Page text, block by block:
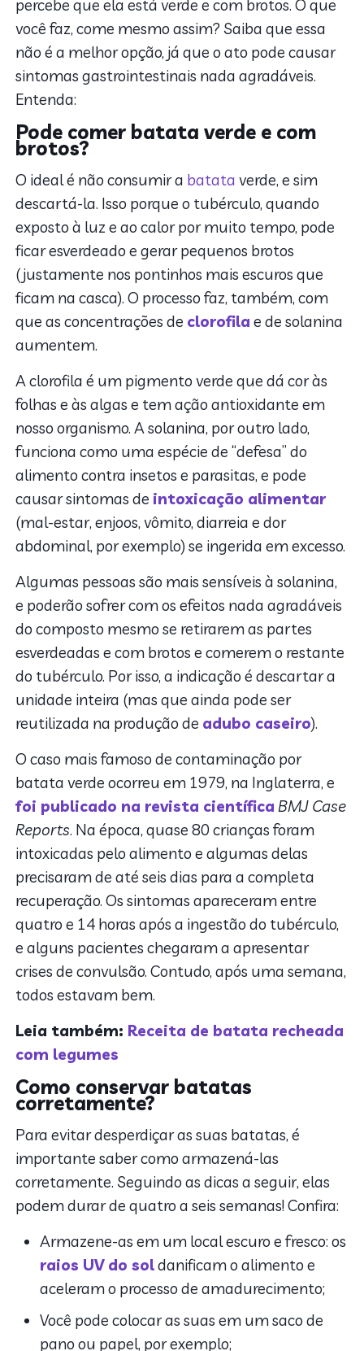
percebe que ela está verde e com brotos. O que
você faz, come mesmo assim? Saiba que essa
não é a melhor opção, já que o ato pode causar
sintomas gastrointestinais nada agradáveis.
Entenda:
Pode comer batata verde e com
brotos?
O ideal é não consumir a batata verde, e sim
descartá-la. Isso porque o tubérculo, quando
exposto à luz e ao calor por muito tempo, pode
ficar esverdeado e gerar pequenos brotos
(justamente nos pontinhos mais escuros que
ficam na casca). O processo faz, também, com
que as concentrações de clorofila e de solanina
aumentem.
A clorofila é um pigmento verde que dá cor às
folhas e às algas e tem ação antioxidante em
nosso organismo. A solanina, por outro lado,
funciona como uma espécie de “defesa” do
alimento contra insetos e parasitas, e pode
causar sintomas de intoxicação alimentar
(mal-estar, enjoos, vômito, diarreia e dor
abdominal, por exemplo) se ingerida em excesso.
Algumas pessoas são mais sensíveis à solanina,
e poderão sofrer com os efeitos nada agradáveis
do composto mesmo se retirarem as partes
esverdeadas e com brotos e comerem o restante
do tubérculo. Por isso, a indicação é descartar a
unidade inteira (mas que ainda pode ser
reutilizada na produção de adubo caseiro).
O caso mais famoso de contaminação por
batata verde ocorreu em 1979, na Inglaterra, e
foi publicado na revista científica BMJ Case
Reports. Na época, quase 80 crianças foram
intoxicadas pelo alimento e algumas delas
precisaram de até seis dias para a completa
recuperação. Os sintomas apareceram entre
quatro e 14 horas após a ingestão do tubérculo,
e alguns pacientes chegaram a apresentar
crises de convulsão. Contudo, após uma semana,
todos estavam bem.
Leia também: Receita de batata recheada
com legumes
Como conservar batatas
corretamente?
Para evitar desperdiçar as suas batatas, é
importante saber como armazená-las
corretamente. Seguindo as dicas a seguir, elas
podem durar de quatro a seis semanas! Confira:
Armazene-as em um local escuro e fresco: os
raios UV do soldanificam o alimento e
aceleram o processo de amadurecimento;
Você pode colocar as suas em um saco de
pano ou papel, por exemplo;